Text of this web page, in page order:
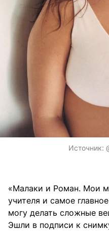
Источник:
«Малаки и Роман. Мои
учителя и самое
могу делать сложные
Эшли в подписи к